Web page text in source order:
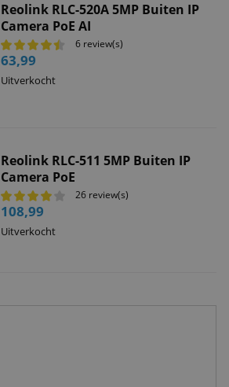
Reolink RLC-520A 5MP Buiten IP
Camera PoE AI
6 review(s)
63,99
Uitverkocht
Reolink RLC-511 5MP Buiten IP
Camera PoE
26 review(s)
108,99
Uitverkocht